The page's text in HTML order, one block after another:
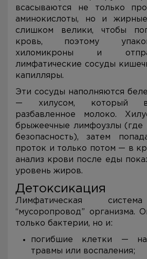
всасываются не только
аминокислоты, но и
слишком велики, чтобы
кровь, поэтому
хиломикроны и
лимфатические сосуды
капилляры.
Эти сосуды наполняются
— хилусом, который
разбавленное молоко.
брыжеечные лимфоузлы (где
безопасность), затем
проток и только потом — в
анализ крови после еды
уровень жиров.
Детоксикация
Лимфатическая
“мусоропровод” организма.
только бактерии, но и:
погибшие клетки —
травмы или воспаления;